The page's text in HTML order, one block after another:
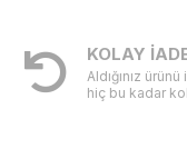
KOLAY
Aldığınız
hiç bu kadar